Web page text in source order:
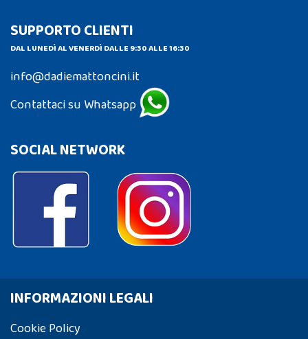
SUPPORTO CLIENTI
DAL LUNEDÌ AL VENERDÌ DALLE 9:30 ALLE 16:30
info@dadiemattoncini.it
Contattaci su Whatsapp
SOCIAL NETWORK
INFORMAZIONI LEGALI
Cookie Policy